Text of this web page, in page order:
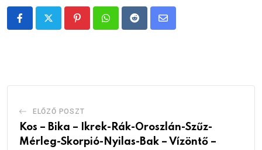
PinterestWhatsappRedditShare
ELŐZŐ POSZT
Kos – Bika – Ikrek-Rák-Oroszlán-Szűz-
Mérleg-Skorpió-Nyilas-Bak – Vízöntő –